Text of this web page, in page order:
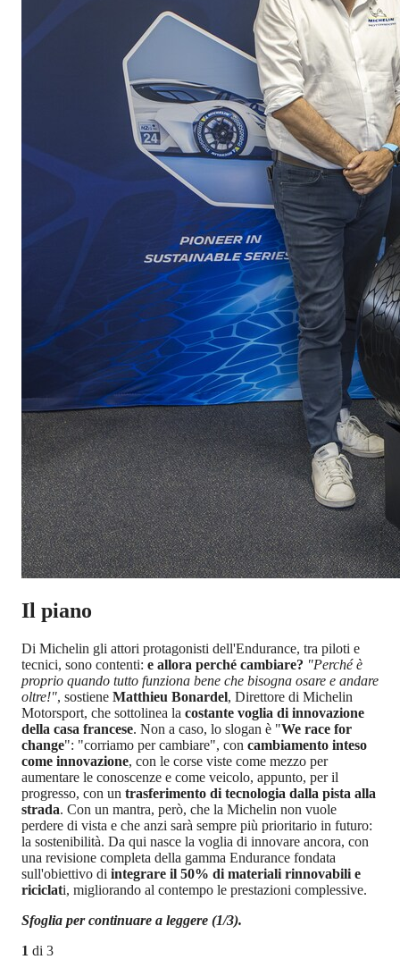
Il piano
Di Michelin gli attori protagonisti dell'Endurance, tra piloti e
tecnici, sono contenti: e allora perché cambiare? "Perché è
proprio quando tutto funziona bene che bisogna osare e andare
oltre!", sostiene Matthieu Bonardel, Direttore di Michelin
Motorsport, che sottolinea la costante voglia di innovazione
della casa francese. Non a caso, lo slogan è "We race for
change": "corriamo per cambiare", con cambiamento inteso
come innovazione, con le corse viste come mezzo per
aumentare le conoscenze e come veicolo, appunto, per il
progresso, con un trasferimento di tecnologia dalla pista alla
strada. Con un mantra, però, che la Michelin non vuole
perdere di vista e che anzi sarà sempre più prioritario in futuro:
la sostenibilità. Da qui nasce la voglia di innovare ancora, con
una revisione completa della gamma Endurance fondata
sull'obiettivo di integrare il 50% di materiali rinnovabili e
riciclati, migliorando al contempo le prestazioni complessive.
Sfoglia per continuare a leggere (1/3).
1 di 3